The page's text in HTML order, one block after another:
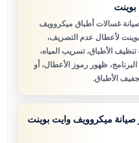
غسالات أطباق ميكروويف
لأعطال عدم التصريف،
الأطباق، تسريب المياه،
ظهور رموز الأعطال، أو
الأطباق.
صيانة ميكروويف وايت بوينت